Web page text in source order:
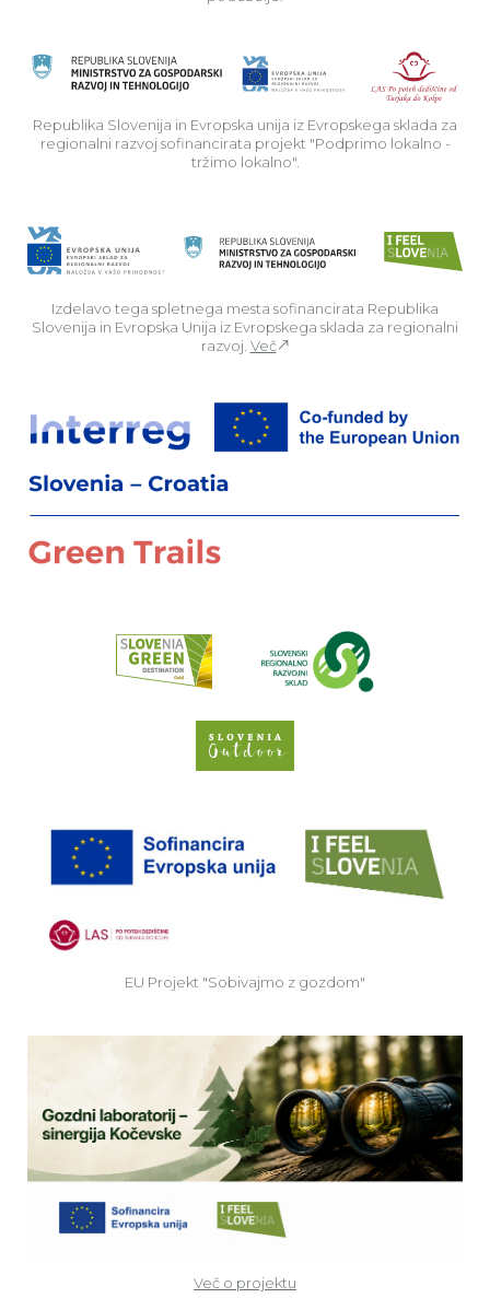
Republika Slovenija in Evropska unija iz Evropskega sklada za
regionalni razvoj sofinancirata projekt "Podprimo lokalno -
tržimo lokalno".
Izdelavo tega spletnega mesta sofinancirata Republika
Slovenija in Evropska Unija iz Evropskega sklada za regionalni
razvoj. Več
EU Projekt "Sobivajmo z gozdom"
Več o projektu